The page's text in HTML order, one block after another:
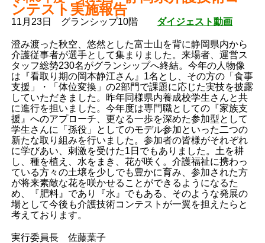
ンテスト実施報告
11月23日 グランシップ10階 ダイジェスト動画
澄み渡った秋空、悠然とした富士山を背に静岡県内から
介護従事者が選手として集まりました。来場者、運営ス
タッフ総勢230名がグランシップへ終結。今年の人物像
は『看取り期の岡本静江さん』1名とし、その方の「食事
支援」・「体位変換」の2部門で課題に応じた実技を披露
していただきました。昨年同様県内養成校学生さんと共
に進行を担いました。今年度は専門職としての『家族支
援』へのアプローチ、更なる一歩を深めた参加型として
学生さんに「孫役」としてのモデル参加といった二つの
新たな取り組みを行いました。参加者の皆様がそれぞれ
に学びあい、刺激を受けた1日でもありました。土を耕
し、種を植え、水をまき、花が咲く。介護福祉に携わっ
ている方々の土壌を少しでも豊かに育み、参加された方
が将来素敵な花を咲かせることができるようになるた
め、『肥料』であり『水』でもある、そのような発展の
場として今後も介護技術コンテストが一翼を担えたらと
考えております。
実行委員長 佐藤葉子